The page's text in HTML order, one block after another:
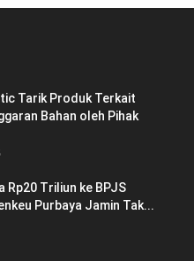
Tarik Produk Terkait
Bahan oleh Pihak
Rp20 Triliun ke BPJS
Purbaya Jamin Tak...